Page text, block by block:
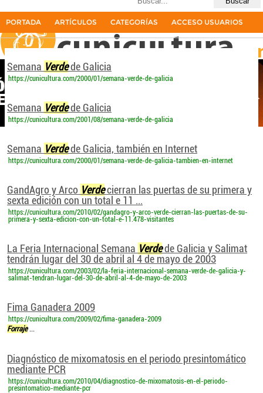
La primera revista del sector cunícola en español
PORTADA ARTÍCULOS CATEGORÍAS ACCESO USUARIOS
forraje verde 33resultados
Semana Verdede Galicia
https://cunicultura.com/2000/01/semana-verde-de-galicia
Semana Verdede Galicia
https://cunicultura.com/2001/08/semana-verde-de-galicia
Semana Verdede Galicia, también en Internet
https://cunicultura.com/2000/01/semana-verde-de-galicia-tambien-en-internet
GandAgro y Arco Verdecierran las puertas de su primera y
sexta edición con un total e 11 ...
https://cunicultura.com/2010/02/gandagro-y-arco-verde-cierran-las-puertas-de-su-
primera-y-sexta-edicion-con-un-total-e-11.478-visitantes
La Feria Internacional Semana Verdede Galicia y Salimat
tendrán lugar del 30 de abril al 4 de mayo de 2003
https://cunicultura.com/2003/02/la-feria-internacional-semana-verde-de-galicia-y-
salimat-tendran-lugar-del-30-de-abril-al-4-de-mayo-de-2003
Fima Ganadera 2009
https://cunicultura.com/2009/02/fima-ganadera-2009
Forraje...
Diagnóstico de mixomatosis en el periodo presintomático
mediante PCR
https://cunicultura.com/2010/04/diagnostico-de-mixomatosis-en-el-periodo-
presintomatico-mediante-pcr